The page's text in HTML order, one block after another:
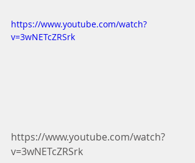
https://www.youtube.com/watch?
v=3wNETcZRSrk
https://www.youtube.com/watch?
v=3wNETcZRSrk